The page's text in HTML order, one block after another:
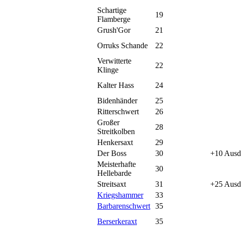
Schartige
Flamberge
19
Grush'Gor
21
Orruks Schande
22
Verwitterte
Klinge
22
Kalter Hass 24
Bidenhänder
25
Ritterschwert
26
Großer
Streitkolben
28
Henkersaxt
29
Der Boss
30 +10
Meisterhafte
Hellebarde
30
Streitsaxt
31 +25
Kriegshammer
33
Barbarenschwert 35
Berserkeraxt
35